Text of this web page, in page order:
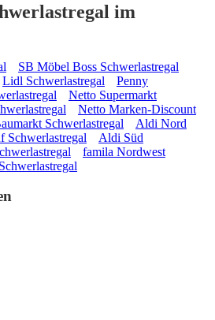
im
SB Möbel Boss Schwerlastregal
Lidl Schwerlastregal
Penny
Netto Supermarkt
Netto Marken-Discount
Schwerlastregal
Aldi Nord
Schwerlastregal
Aldi Süd
famila Nordwest